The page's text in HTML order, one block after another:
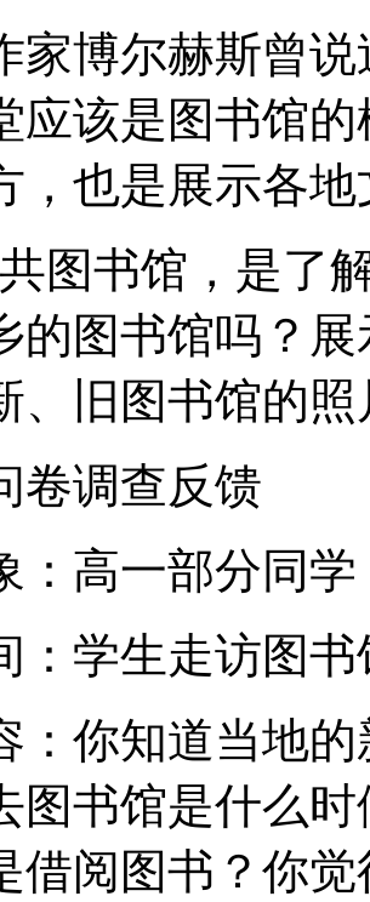
家博尔赫斯曾
应该是图书馆
，也是展示各
图书馆，是了
的图书馆吗？
、旧图书馆的照
卷调查反馈
：高一部分同学
：学生走访图书
：你知道当地
图书馆是什么
借阅图书？你